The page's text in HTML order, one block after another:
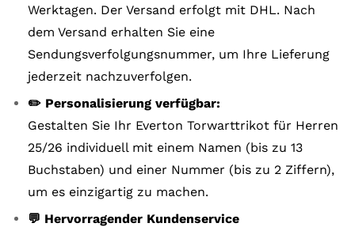
Werktagen. Der Versand erfolgt mit DHL. Nach
dem Versand erhalten Sie eine
Sendungsverfolgungsnummer, um Ihre Lieferung
jederzeit nachzuverfolgen.
✏️ Personalisierung verfügbar:
Gestalten Sie Ihr Everton Torwarttrikot für Herren
25/26 individuell mit einem Namen (bis zu 13
Buchstaben) und einer Nummer (bis zu 2 Ziffern),
um es einzigartig zu machen.
💬 Hervorragender Kundenservice